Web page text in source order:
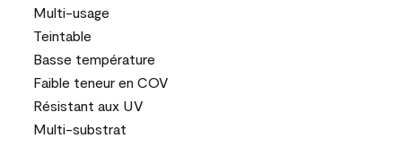
Multi-usage
Teintable
Basse température
Faible teneur en COV
Résistant aux UV
Multi-substrat